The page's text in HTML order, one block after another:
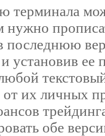
последнюю
установив ее
от их личных
обе